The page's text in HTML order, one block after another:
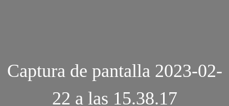
Captura de pantalla 2023-02-
22 a las 15.38.17